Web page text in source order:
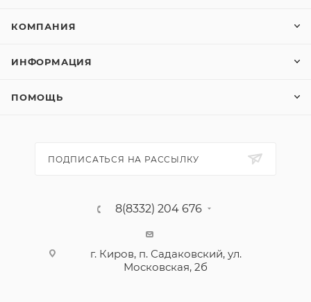
КОМПАНИЯ
ИНФОРМАЦИЯ
ПОМОЩЬ
ПОДПИСАТЬСЯ НА РАССЫЛКУ
8(8332) 204 676
г. Киров, п. Садаковский, ул.
Московская, 2б